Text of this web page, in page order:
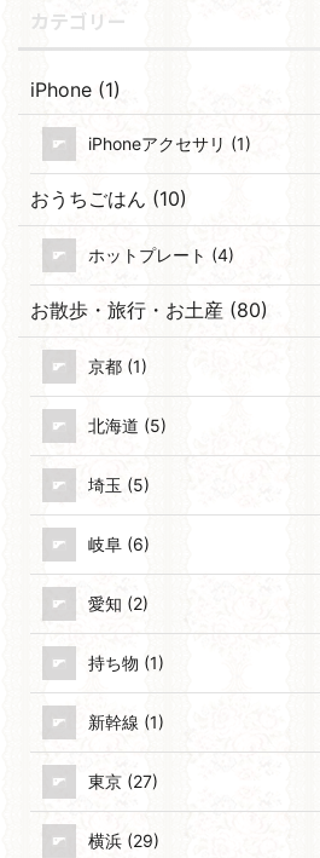
カテゴリー
iPhone (1)
iPhoneアクセサリ (1)
おうちごはん (10)
ホットプレート (4)
お散歩・旅行・お土産 (80)
京都 (1)
北海道 (5)
埼玉 (5)
岐阜 (6)
愛知 (2)
持ち物 (1)
新幹線 (1)
東京 (27)
横浜 (29)